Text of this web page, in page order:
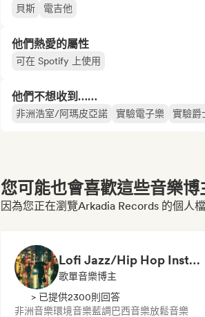
貝斯 電吉他
他們熱愛的屬性
可在 Spotify 上使用
他們不想收到……
非洲浩室/阿瑪皮亞諾 實驗電子樂 實驗爵
您可能也會喜歡這些音樂
因為您正在瀏覽Arkadia Records 的個人
Lofi Jazz/Hip Hop Instrumental
歌單音樂博主
> 已提供2300則回答
非洲音樂環境音樂藍調 巴西音樂放鬆音樂